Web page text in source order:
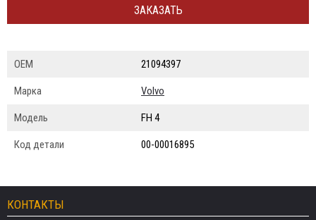
ЗАКАЗАТЬ
ОЕМ 21094397
Марка Volvo
Модель FH 4
Код детали 00-00016895
КОНТАКТЫ